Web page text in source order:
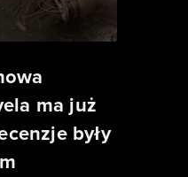
ma już
były